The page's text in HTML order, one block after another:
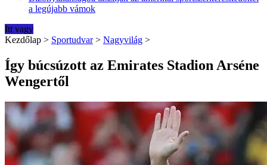
a legújabb vámok
Itt vagy
Kezdőlap > Sportudvar > Nagyvilág >
Így búcsúzott az Emirates Stadion Arséne
Wengertől